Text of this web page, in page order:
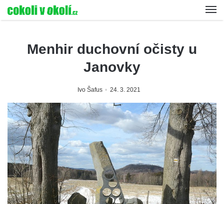
Menhir duchovní očisty u
Janovky
Ivo Šafus 24. 3. 2021